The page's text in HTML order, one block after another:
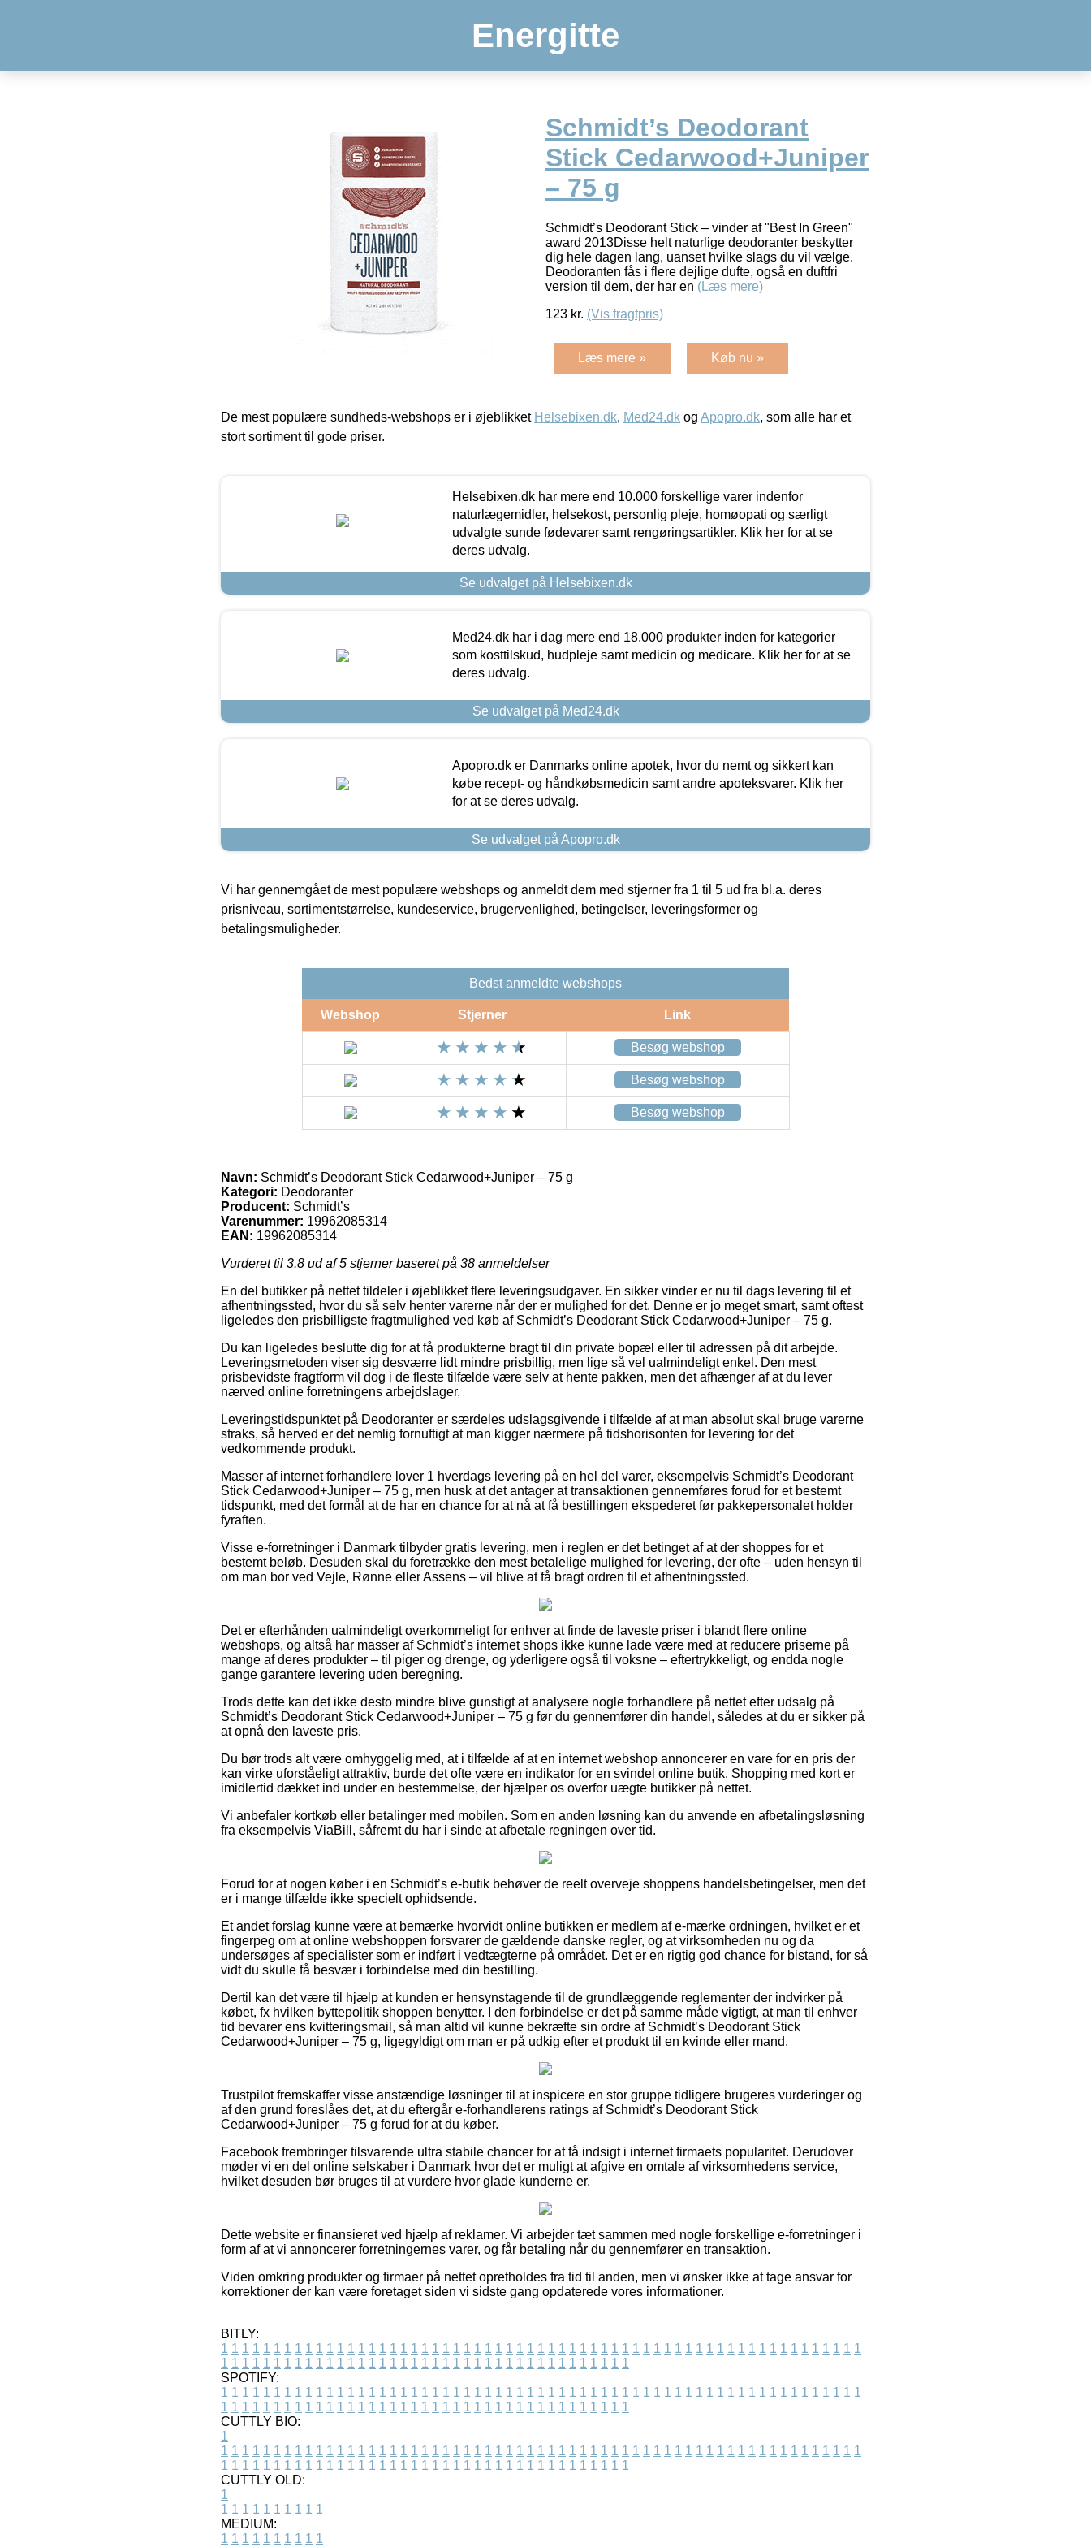
Energitte
Schmidt’s Deodorant
Stick Cedarwood+Juniper
– 75 g
Schmidt’s Deodorant Stick – vinder af "Best In Green"
award 2013Disse helt naturlige deodoranter beskytter
dig hele dagen lang, uanset hvilke slags du vil vælge.
Deodoranten fås i flere dejlige dufte, også en duftfri
version til dem, der har en (Læs mere)
123 kr. (Vis fragtpris)
Læs mere » Køb nu »
De mest populære sundheds-webshops er i øjeblikket Helsebixen.dk, Med24.dk og Apopro.dk, som alle har et
stort sortiment til gode priser.
Helsebixen.dk har mere end 10.000 forskellige varer indenfor
naturlægemidler, helsekost, personlig pleje, homøopati og særligt
udvalgte sunde fødevarer samt rengøringsartikler. Klik her for at se
deres udvalg.
Se udvalget på Helsebixen.dk
Med24.dk har i dag mere end 18.000 produkter inden for kategorier
som kosttilskud, hudpleje samt medicin og medicare. Klik her for at se
deres udvalg.
Se udvalget på Med24.dk
Apopro.dk er Danmarks online apotek, hvor du nemt og sikkert kan
købe recept- og håndkøbsmedicin samt andre apoteksvarer. Klik her
for at se deres udvalg.
Se udvalget på Apopro.dk
Vi har gennemgået de mest populære webshops og anmeldt dem med stjerner fra 1 til 5 ud fra bl.a. deres
prisniveau, sortimentstørrelse, kundeservice, brugervenlighed, betingelser, leveringsformer og
betalingsmuligheder.
Bedst anmeldte webshops
Webshop Stjerner Link
Besøg webshop
Besøg webshop
Besøg webshop
Navn: Schmidt’s Deodorant Stick Cedarwood+Juniper – 75 g
Kategori: Deodoranter
Producent: Schmidt’s
Varenummer: 19962085314
EAN: 19962085314
Vurderet til 3.8 ud af 5 stjerner baseret på 38 anmeldelser
En del butikker på nettet tildeler i øjeblikket flere leveringsudgaver. En sikker vinder er nu til dags levering til et
afhentningssted, hvor du så selv henter varerne når der er mulighed for det. Denne er jo meget smart, samt oftest
ligeledes den prisbilligste fragtmulighed ved køb af Schmidt’s Deodorant Stick Cedarwood+Juniper – 75 g.
Du kan ligeledes beslutte dig for at få produkterne bragt til din private bopæl eller til adressen på dit arbejde.
Leveringsmetoden viser sig desværre lidt mindre prisbillig, men lige så vel ualmindeligt enkel. Den mest
prisbevidste fragtform vil dog i de fleste tilfælde være selv at hente pakken, men det afhænger af at du lever
nærved online forretningens arbejdslager.
Leveringstidspunktet på Deodoranter er særdeles udslagsgivende i tilfælde af at man absolut skal bruge varerne
straks, så herved er det nemlig fornuftigt at man kigger nærmere på tidshorisonten for levering for det
vedkommende produkt.
Masser af internet forhandlere lover 1 hverdags levering på en hel del varer, eksempelvis Schmidt’s Deodorant
Stick Cedarwood+Juniper – 75 g, men husk at det antager at transaktionen gennemføres forud for et bestemt
tidspunkt, med det formål at de har en chance for at nå at få bestillingen ekspederet før pakkepersonalet holder
fyraften.
Visse e-forretninger i Danmark tilbyder gratis levering, men i reglen er det betinget af at der shoppes for et
bestemt beløb. Desuden skal du foretrække den mest betalelige mulighed for levering, der ofte – uden hensyn til
om man bor ved Vejle, Rønne eller Assens – vil blive at få bragt ordren til et afhentningssted.
Det er efterhånden ualmindeligt overkommeligt for enhver at finde de laveste priser i blandt flere online
webshops, og altså har masser af Schmidt’s internet shops ikke kunne lade være med at reducere priserne på
mange af deres produkter – til piger og drenge, og yderligere også til voksne – eftertrykkeligt, og endda nogle
gange garantere levering uden beregning.
Trods dette kan det ikke desto mindre blive gunstigt at analysere nogle forhandlere på nettet efter udsalg på
Schmidt’s Deodorant Stick Cedarwood+Juniper – 75 g før du gennemfører din handel, således at du er sikker på
at opnå den laveste pris.
Du bør trods alt være omhyggelig med, at i tilfælde af at en internet webshop annoncerer en vare for en pris der
kan virke uforståeligt attraktiv, burde det ofte være en indikator for en svindel online butik. Shopping med kort er
imidlertid dækket ind under en bestemmelse, der hjælper os overfor uægte butikker på nettet.
Vi anbefaler kortkøb eller betalinger med mobilen. Som en anden løsning kan du anvende en afbetalingsløsning
fra eksempelvis ViaBill, såfremt du har i sinde at afbetale regningen over tid.
Forud for at nogen køber i en Schmidt’s e-butik behøver de reelt overveje shoppens handelsbetingelser, men det
er i mange tilfælde ikke specielt ophidsende.
Et andet forslag kunne være at bemærke hvorvidt online butikken er medlem af e-mærke ordningen, hvilket er et
fingerpeg om at online webshoppen forsvarer de gældende danske regler, og at virksomheden nu og da
undersøges af specialister som er indført i vedtægterne på området. Det er en rigtig god chance for bistand, for så
vidt du skulle få besvær i forbindelse med din bestilling.
Dertil kan det være til hjælp at kunden er hensynstagende til de grundlæggende reglementer der indvirker på
købet, fx hvilken byttepolitik shoppen benytter. I den forbindelse er det på samme måde vigtigt, at man til enhver
tid bevarer ens kvitteringsmail, så man altid vil kunne bekræfte sin ordre af Schmidt’s Deodorant Stick
Cedarwood+Juniper – 75 g, ligegyldigt om man er på udkig efter et produkt til en kvinde eller mand.
Trustpilot fremskaffer visse anstændige løsninger til at inspicere en stor gruppe tidligere brugeres vurderinger og
af den grund foreslåes det, at du eftergår e-forhandlerens ratings af Schmidt’s Deodorant Stick
Cedarwood+Juniper – 75 g forud for at du køber.
Facebook frembringer tilsvarende ultra stabile chancer for at få indsigt i internet firmaets popularitet. Derudover
møder vi en del online selskaber i Danmark hvor det er muligt at afgive en omtale af virksomhedens service,
hvilket desuden bør bruges til at vurdere hvor glade kunderne er.
Dette website er finansieret ved hjælp af reklamer. Vi arbejder tæt sammen med nogle forskellige e-forretninger i
form af at vi annoncerer forretningernes varer, og får betaling når du gennemfører en transaktion.
Viden omkring produkter og firmaer på nettet opretholdes fra tid til anden, men vi ønsker ikke at tage ansvar for
korrektioner der kan være foretaget siden vi sidste gang opdaterede vores informationer.
BITLY:
1 1 1 1 1 1 1 1 1 1 1 1 1 1 1 1 1 1 1 1 1 1 1 1 1 1 1 1 1 1 1 1 1 1 1 1 1 1 1 1 1 1 1 1 1 1 1 1 1 1 1 1 1 1 1 1 1 1 1 1 1
1 1 1 1 1 1 1 1 1 1 1 1 1 1 1 1 1 1 1 1 1 1 1 1 1 1 1 1 1 1 1 1 1 1 1 1 1 1 1
SPOTIFY:
1 1 1 1 1 1 1 1 1 1 1 1 1 1 1 1 1 1 1 1 1 1 1 1 1 1 1 1 1 1 1 1 1 1 1 1 1 1 1 1 1 1 1 1 1 1 1 1 1 1 1 1 1 1 1 1 1 1 1 1 1
1 1 1 1 1 1 1 1 1 1 1 1 1 1 1 1 1 1 1 1 1 1 1 1 1 1 1 1 1 1 1 1 1 1 1 1 1 1 1
CUTTLY BIO:
1
1 1 1 1 1 1 1 1 1 1 1 1 1 1 1 1 1 1 1 1 1 1 1 1 1 1 1 1 1 1 1 1 1 1 1 1 1 1 1 1 1 1 1 1 1 1 1 1 1 1 1 1 1 1 1 1 1 1 1 1 1
1 1 1 1 1 1 1 1 1 1 1 1 1 1 1 1 1 1 1 1 1 1 1 1 1 1 1 1 1 1 1 1 1 1 1 1 1 1 1
CUTTLY OLD:
1
1 1 1 1 1 1 1 1 1 1
MEDIUM:
1 1 1 1 1 1 1 1 1 1